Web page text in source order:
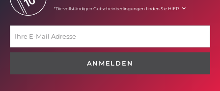
*Die vollständigen Gutscheinbedingungen finden Sie HIER
ANMELDEN